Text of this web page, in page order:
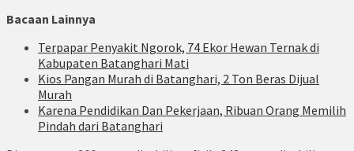
Bacaan Lainnya
Terpapar Penyakit Ngorok, 74 Ekor Hewan Ternak di
Kabupaten Batanghari Mati
Kios Pangan Murah di Batanghari, 2 Ton Beras Dijual
Murah
Karena Pendidikan Dan Pekerjaan, Ribuan Orang Memilih
Pindah dari Batanghari